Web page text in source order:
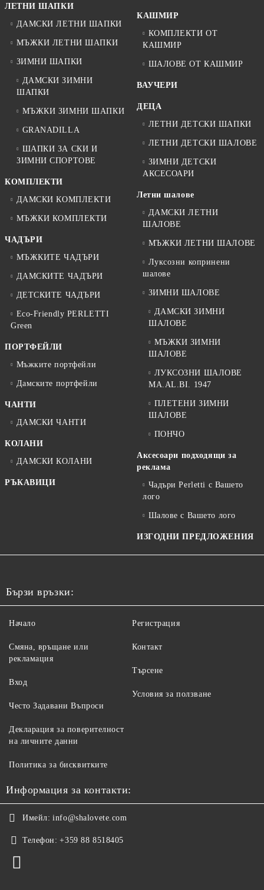
ЛЕТНИ ШАПКИ
ДАМСКИ ЛЕТНИ ШАПКИ
МЪЖКИ ЛЕТНИ ШАПКИ
ЗИМНИ ШАПКИ
ДАМСКИ ЗИМНИ
ШАПКИ
МЪЖКИ ЗИМНИ ШАПКИ
GRANADILLA
ШАПКИ ЗА СКИ И
ЗИМНИ СПОРТОВЕ
КОМПЛЕКТИ
ДАМСКИ КОМПЛЕКТИ
МЪЖКИ КОМПЛЕКТИ
ЧАДЪРИ
МЪЖКИТЕ ЧАДЪРИ
ДАМСКИТЕ ЧАДЪРИ
ДЕТСКИТЕ ЧАДЪРИ
Eco-Friendly PERLETTI
Green
ПОРТФЕЙЛИ
Мъжките портфейли
Дамските портфейли
ЧАНТИ
ДАМСКИ ЧАНТИ
КОЛАНИ
ДАМСКИ КОЛАНИ
РЪКАВИЦИ
КАШМИР
КОМПЛЕКТИ ОТ
КАШМИР
ШАЛОВЕ ОТ КАШМИР
ВАУЧЕРИ
ДЕЦА
ЛЕТНИ ДЕТСКИ ШАПКИ
ЛЕТНИ ДЕТСКИ ШАЛОВЕ
ЗИМНИ ДЕТСКИ
АКСЕСОАРИ
Летни шалове
ДАМСКИ ЛЕТНИ
ШАЛОВЕ
МЪЖКИ ЛЕТНИ ШАЛОВЕ
Луксозни копринени
шалове
ЗИМНИ ШАЛОВЕ
ДАМСКИ ЗИМНИ
ШАЛОВЕ
МЪЖКИ ЗИМНИ
ШАЛОВЕ
ЛУКСОЗНИ ШАЛОВЕ
MA.AL.BI. 1947
ПЛЕТЕНИ ЗИМНИ
ШАЛОВЕ
ПОНЧО
Аксесоари подходящи за
реклама
Чадъри Perletti с Вашето
лого
Шалове с Вашето лого
ИЗГОДНИ ПРЕДЛОЖЕНИЯ
Бързи връзки:
Начало
Смяна, връщане или
рекламация
Вход
Често Задавани Въпроси
Регистрация
Контакт
Търсене
Условия за ползване
Декларация за поверителност
на личните данни
Политика за бисквитките
Информация за контакти:
Имейл: info@shalovete.com
Телефон: +359 88 8518405